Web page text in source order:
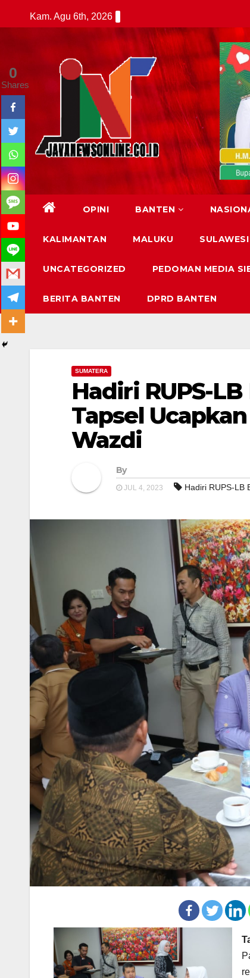
to
Kam. Agu 6th, 2026
OPINI BANTEN
KALIMANTAN MALUKU SULAWESI
UNCATEGORIZED PEDOMAN MEDIA
BERITA BANTEN DPRD BANTEN
SUMATERA
Hadiri RUPS-
Tapsel
Wazdi
By
JUL 4, 2023 Hadiri RUPS-LB
0
Shares